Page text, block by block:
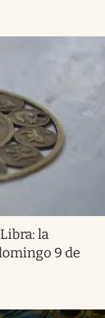
la
9 de